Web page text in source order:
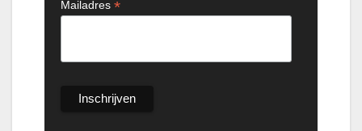
Mailadres *